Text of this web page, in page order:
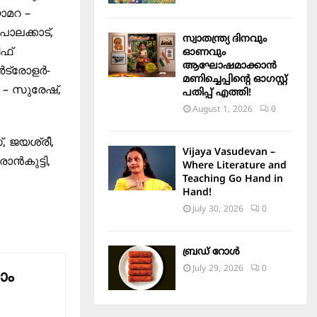
–
– സുരേഷ്,
ജയശ്രീ,
സ്വാതന്ത്ര്യ ദിനവും
ഓണവും
ആഘോഷമാക്കാൻ
മണിച്ചെപ്പിന്റെ ഓഗസ്റ്റ്
പതിപ്പ് എത്തി!
August 1, 2026 0
Vijaya Vasudevan –
Where Literature and
Teaching Go Hand in
Hand!
July 30, 2026 0
ബ്രഡ് റോൾ
July 29, 2026 0